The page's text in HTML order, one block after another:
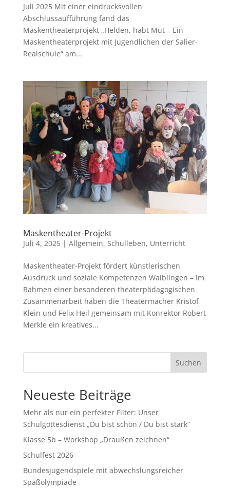
Juli 2025 Mit einer eindrucksvollen
Abschlussaufführung fand das
Maskentheaterprojekt „Helden, habt Mut – Ein
Maskentheaterprojekt mit Jugendlichen der Salier-
Realschule“ am...
Maskentheater-Projekt
Juli 4, 2025| Allgemein, Schulleben, Unterricht
Maskentheater-Projekt fördert künstlerischen
Ausdruck und soziale Kompetenzen Waiblingen – Im
Rahmen einer besonderen theaterpädagogischen
Zusammenarbeit haben die Theatermacher Kristof
Klein und Felix Heil gemeinsam mit Konrektor Robert
Merkle ein kreatives...
Suchen
Neueste Beiträge
Mehr als nur ein perfekter Filter: Unser
Schulgottesdienst „Du bist schön / Du bist stark“
Klasse 5b – Workshop „Draußen zeichnen“
Schulfest 2026
Bundesjugendspiele mit abwechslungsreicher
Spaßolympiade